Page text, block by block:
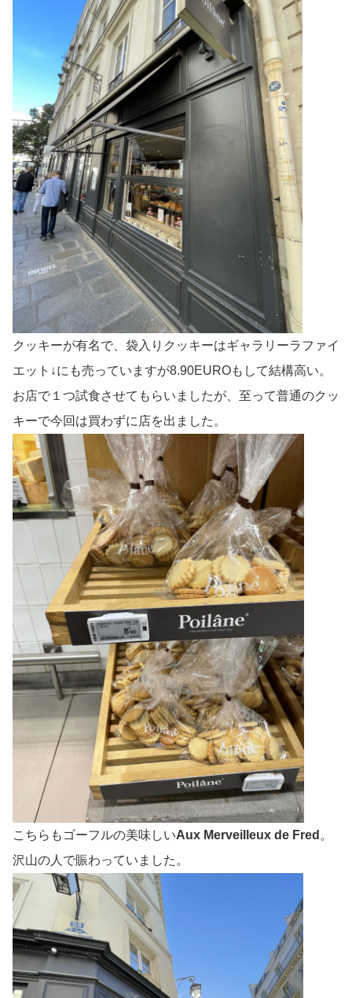
クッキーが有名で、袋入りクッキーはギャラリーラファイ
エット↓にも売っていますが8.90EUROもして結構高い。
お店で１つ試食させてもらいましたが、至って普通のクッ
キーで今回は買わずに店を出ました。
こちらもゴーフルの美味しいAux Merveilleux de Fred 。
沢山の人で賑わっていました。